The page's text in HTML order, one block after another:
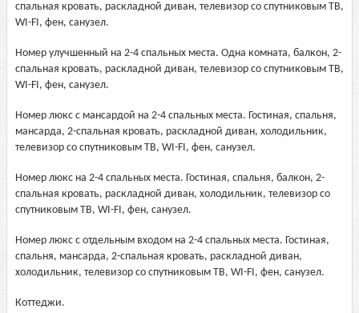
спальная кровать, раскладной диван, телевизор со спутниковым ТВ,
WI-FI, фен, санузел.
Номер улучшенный на 2-4 спальных места. Одна комната, балкон, 2-
спальная кровать, раскладной диван, телевизор со спутниковым ТВ,
WI-FI, фен, санузел.
Номер люкс с мансардой на 2-4 спальных места. Гостиная, спальня,
мансарда, 2-спальная кровать, раскладной диван, холодильник,
телевизор со спутниковым ТВ, WI-FI, фен, санузел.
Номер люкс на 2-4 спальных места. Гостиная, спальня, балкон, 2-
спальная кровать, раскладной диван, холодильник, телевизор со
спутниковым ТВ, WI-FI, фен, санузел.
Номер люкс с отдельным входом на 2-4 спальных места. Гостиная,
спальня, мансарда, 2-спальная кровать, раскладной диван,
холодильник, телевизор со спутниковым ТВ, WI-FI, фен, санузел.
Коттеджи.